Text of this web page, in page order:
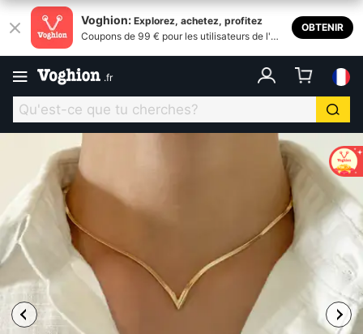
Voghion: Explorez, achetez, profitez
Coupons de 99 € pour les utilisateurs de l'ap
OBTENIR
.fr